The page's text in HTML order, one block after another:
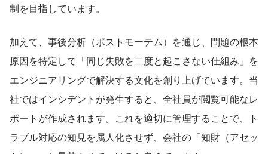
制を目指しています。
加えて、事後分析（ポストモーテム）を通じ、問題の根本
原因を特定して「同じ失敗を二度と起こさない仕組み」を
エンジニアリングで解決する文化を創り上げています。当
社ではインシデントが発生すると、全社員が閲覧可能なレ
ポートが作成されます。これを適切に管理することで、ト
ラブル対応の知見を属人化させず、会社の「知財（アセッ